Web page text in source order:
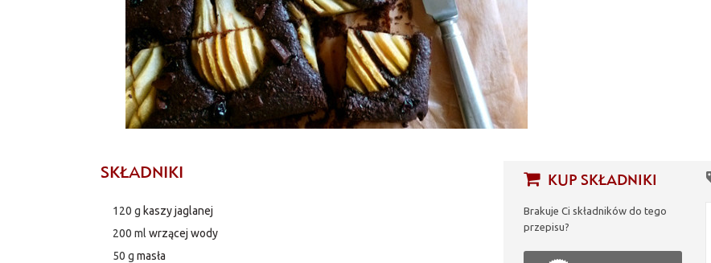
SKŁADNIKI
120 g kaszy jaglanej
200 ml wrzącej wody
50 g masła
KUP SKŁADNIKI
Brakuje Ci składników do tego
przepisu?